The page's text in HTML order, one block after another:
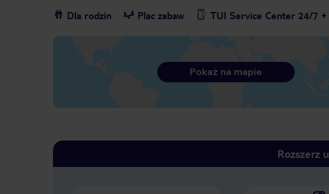
Dla rodzin
Plac zabaw TUI Service Center 24/7 +
Pokaż na mapie
Rozszerz